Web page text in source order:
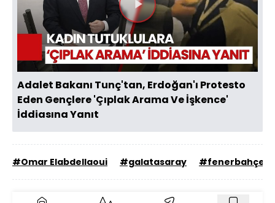
Videoyu
Oynat
Adalet Bakanı Tunç'tan, Erdoğan'ı Protesto
Eden Gençlere 'Çıplak Arama Ve İşkence'
İddiasına Yanıt
#Omar Elabdellaoui #galatasaray #fenerbahçe